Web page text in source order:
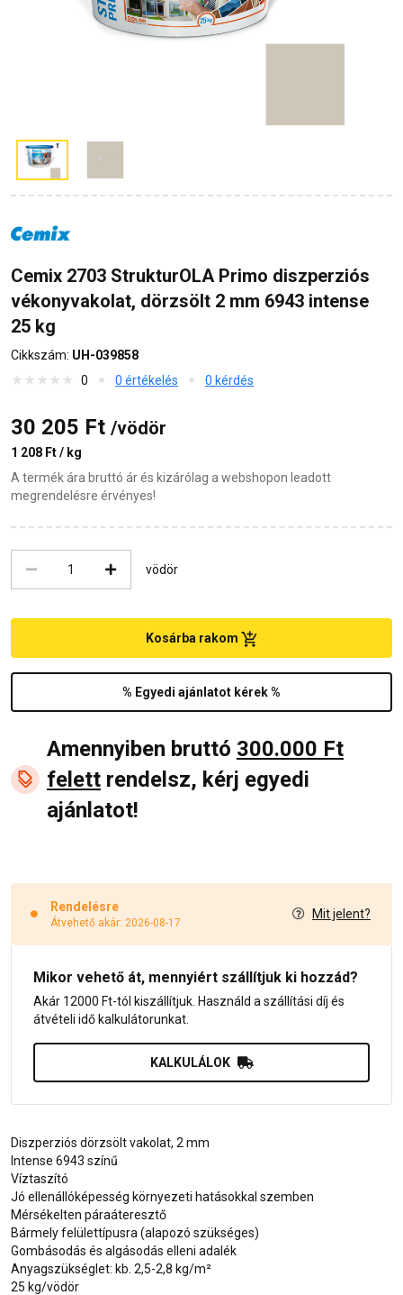
Cemix 2703 StrukturOLA Primo diszperziós
vékonyvakolat, dörzsölt 2 mm 6943 intense
25 kg
Cikkszám: UH-039858
0
0 értékelés 0 kérdés
30 205 Ft /vödör
1 208 Ft / kg
A termék ára bruttó ár és kizárólag a webshopon leadott
megrendelésre érvényes!
vödör
% Egyedi ajánlatot kérek %
Kosárba rakom
Amennyiben bruttó 300.000 Ft
felett rendelsz, kérj egyedi
ajánlatot!
Rendelésre
Átvehető akár: 2026-08-17
Mit jelent?
Mikor vehető át, mennyiért szállítjuk ki hozzád?
Akár 12000 Ft-tól kiszállítjuk. Használd a szállítási díj és
átvételi idő kalkulátorunkat.
KALKULÁLOK
Diszperziós dörzsölt vakolat, 2 mm
Intense 6943 színű
Víztaszító
Jó ellenállóképesség környezeti hatásokkal szemben
Mérsékelten páraáteresztő
Bármely felülettípusra (alapozó szükséges)
Gombásodás és algásodás elleni adalék
Anyagszükséglet: kb. 2,5-2,8 kg/m²
25 kg/vödör